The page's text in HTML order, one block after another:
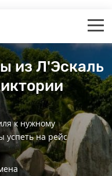
из Л'Эскаль
к нужному
успеть на рейс